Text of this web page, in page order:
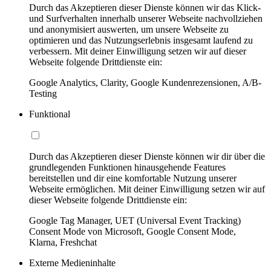
Durch das Akzeptieren dieser Dienste können wir das Klick-
und Surfverhalten innerhalb unserer Webseite nachvollziehen
und anonymisiert auswerten, um unsere Webseite zu
optimieren und das Nutzungserlebnis insgesamt laufend zu
verbessern. Mit deiner Einwilligung setzen wir auf dieser
Webseite folgende Drittdienste ein:
Google Analytics, Clarity, Google Kundenrezensionen, A/B-
Testing
Funktional
Durch das Akzeptieren dieser Dienste können wir dir über die
grundlegenden Funktionen hinausgehende Features
bereitstellen und dir eine komfortable Nutzung unserer
Webseite ermöglichen. Mit deiner Einwilligung setzen wir auf
dieser Webseite folgende Drittdienste ein:
Google Tag Manager, UET (Universal Event Tracking)
Consent Mode von Microsoft, Google Consent Mode,
Klarna, Freshchat
Externe Medieninhalte